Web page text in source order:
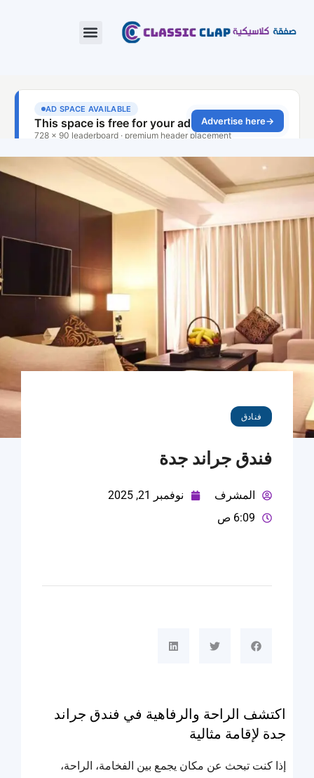
فنادق
فندق جراند جدة
المشرف
نوفمبر 21, 2025
6:09 ص
اكتشف الراحة والرفاهية في فندق جراند
جدة لإقامة مثالية
إذا كنت تبحث عن مكان يجمع بين الفخامة، الراحة،